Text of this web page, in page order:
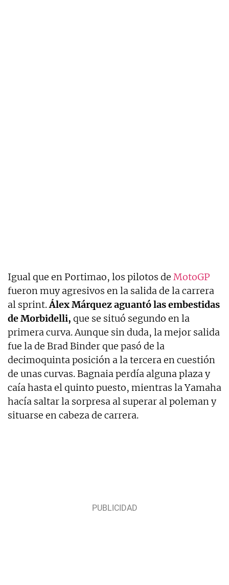
Igual que en Portimao, los pilotos de MotoGP
fueron muy agresivos en la salida de la carrera
al sprint.Álex Márquez aguantó las embestidas
de Morbidelli, que se situó segundo en la
primera curva. Aunque sin duda, la mejor salida
fue la de Brad Binder que pasó de la
decimoquinta posición a la tercera en cuestión
de unas curvas. Bagnaia perdía alguna plaza y
caía hasta el quinto puesto, mientras la Yamaha
hacía saltar la sorpresa al superar al poleman y
situarse en cabeza de carrera.